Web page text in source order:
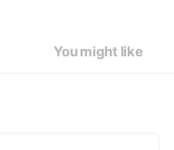
You might like